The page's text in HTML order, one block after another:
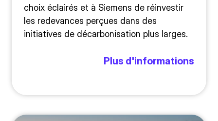
choix éclairés et à Siemens de réinvestir
les redevances perçues dans des
initiatives de décarbonisation plus larges.
Plus d'informations